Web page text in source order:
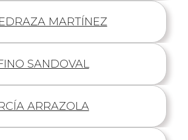
MARTÍNEZ
SANDOVAL
ARRAZOLA